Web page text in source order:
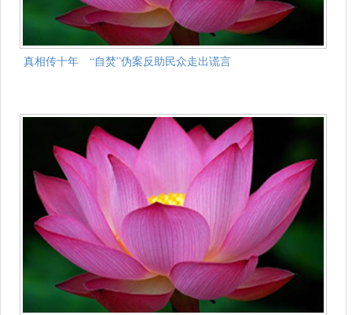
真相传十年 “自焚”伪案反助民众走出谎言